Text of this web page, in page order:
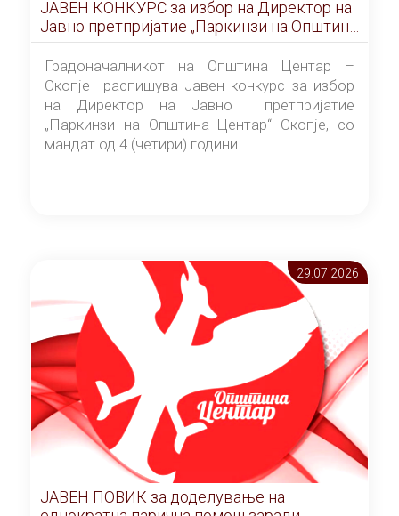
ЈАВЕН КОНКУРС за избор на Директор на
Јавно претпријатие „Паркинзи на Општина
Центар“ – Скопје
Градоначалникот на Општина Центар –
Скопје распишува Јавен конкурс за избор
на Директор на Јавно претпријатие
„Паркинзи на Општина Центар“ Скопје, со
мандат од 4 (четири) години.
29.07 2026
ЈАВЕН ПОВИК за доделување на